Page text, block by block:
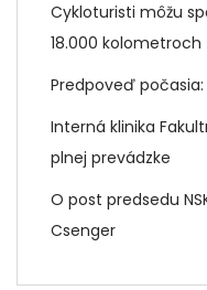
Cykloturisti môžu
18.000
Predpoveď
Interná klinika
plnej prevádzke
O post predsedu
Csenger